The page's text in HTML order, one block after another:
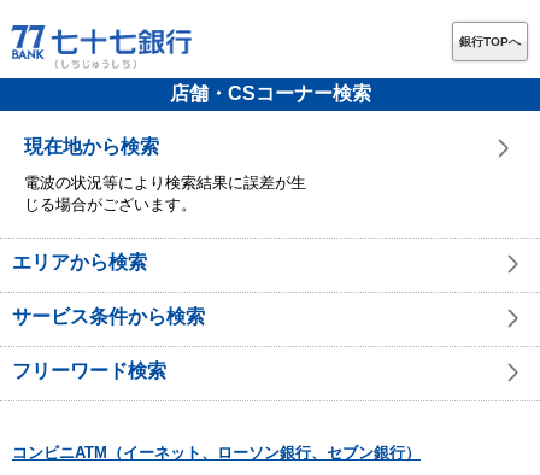
銀行TOPへ
店舗・CSコーナー検索
現在地から検索
電波の状況等により検索結果に誤差が生
じる場合がございます。
エリアから検索
サービス条件から検索
フリーワード検索
コンビニATM（イーネット、ローソン銀行、セブン銀行）